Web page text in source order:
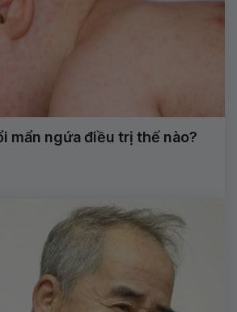
mẩn ngứa điều trị thế nào?